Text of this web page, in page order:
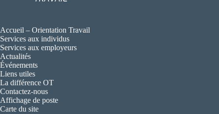
Accueil – Orientation Travail
Services aux individus
Services aux employeurs
Actualités
Événements
Liens utiles
La différence OT
Contactez-nous
Affichage de poste
Carte du site